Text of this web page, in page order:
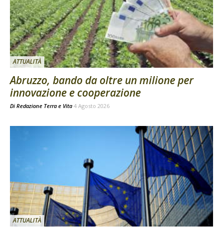
ATTUALITÀ
Abruzzo, bando da oltre un milione per
innovazione e cooperazione
Di Redazione Terra e Vita 4 Agosto 2026
ATTUALITÀ